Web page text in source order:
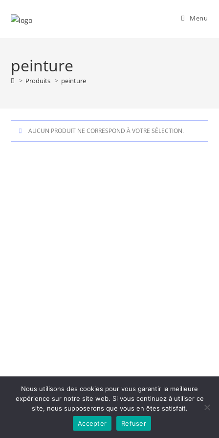
Menu
peinture
> Produits > peinture
AUCUN PRODUIT NE CORRESPOND À VOTRE SÉLECTION.
Nous utilisons des cookies pour vous garantir la meilleure
expérience sur notre site web. Si vous continuez à utiliser ce
site, nous supposerons que vous en êtes satisfait.
Accepter
Refuser